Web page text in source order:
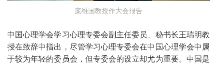
庞维国教授作大会报告
中国心理学会学习心理专委会副主任委员、秘书长王瑞明教
授在致辞中指出，尽管学习心理专委会在中国心理学会中属
于较为年轻的委员会，但专委会的设立却尤为重要。中国是